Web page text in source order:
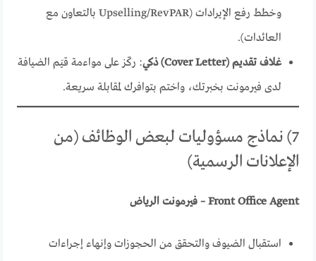
وخطط رفع الإيرادات (Upselling/RevPAR بالتعاون مع
العائدات).
غلاف تقديم (Cover Letter) ذكي
: ركّز على مواءمة قيَم الضيافة
لدى فيرمونت بخبرتك، واختم بتوافرك لمقابلة سريعة.
7) نماذج مسؤوليات لبعض الوظائف (من
الإعلانات الرسمية)
Front Office Agent – فيرمونت الرياض
استقبال الضيوف والتحقق من الحجوزات وإنهاء إجراءات